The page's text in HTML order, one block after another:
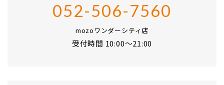
052-506-7560
mozoワンダーシティ店
受付時間 10:00〜21:00